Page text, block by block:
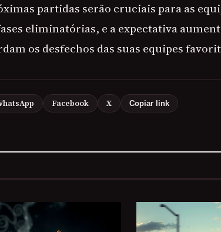
partidas serão cruciais para as
eliminatórias, e a expectativa
os desfechos das suas equipes
Facebook X Copiar link